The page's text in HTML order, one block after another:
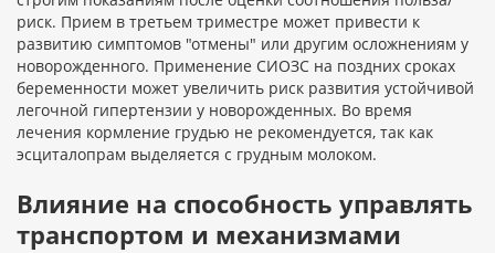
риск. Прием в третьем триместре может привести к
развитию симптомов "отмены" или другим осложнениям у
новорожденного. Применение СИОЗС на поздних сроках
беременности может увеличить риск развития устойчивой
легочной гипертензии у новорожденных. Во время
лечения кормление грудью не рекомендуется, так как
эсциталопрам выделяется с грудным молоком.
Влияние на способность управлять
транспортом и механизмами